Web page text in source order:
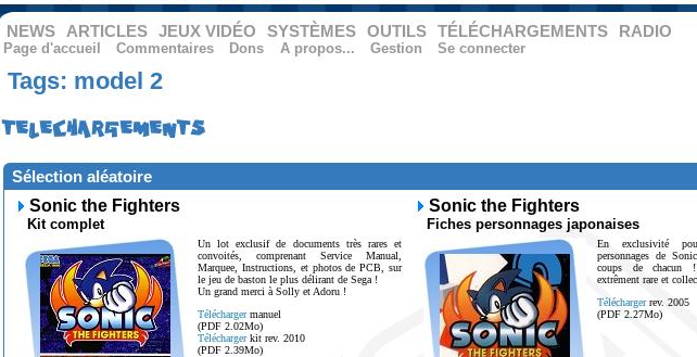
NEWS ARTICLES JEUX VIDÉO SYSTÈMES OUTILS TÉLÉCHARGEMENTS RADIO
Page d'accueil Commentaires Dons A propos... Gestion Se connecter
Tags: model 2
TELECHARGEMENTS
Sélection aléatoire
Sonic the Fighters
Kit complet
Un lot exclusif de documents très rares et
convoités, comprenant Service Manual,
Marquee, Instructions, et photos de PCB, sur
le jeu de baston le plus délirant de Sega !
Un grand merci à Solly et Adoru !
Téléchargermanuel
(PDF 2.02Mo)
Téléchargerkit rev. 2010
(PDF 2.39Mo)
Sonic the Fighters
Fiches personnages japonaises
En exclusivité
personnages de
coups de chacun
extrêment rare et
Téléchargerrev. 2005
(PDF 2.27Mo)